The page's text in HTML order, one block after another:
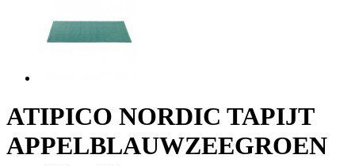
ATIPICO NORDIC TAPIJT
APPELBLAUWZEEGROEN